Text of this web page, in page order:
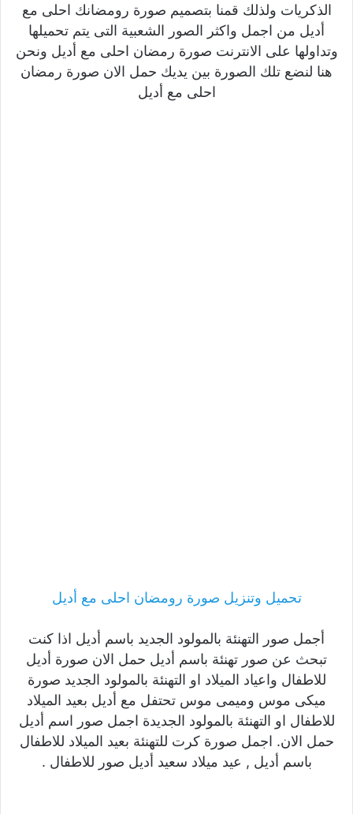
الذكريات ولذلك قمنا بتصميم صورة رومضانك احلى مع
أديل من اجمل واكثر الصور الشعبية التى يتم تحميلها
وتداولها على الانترنت صورة رمضان احلى مع أديل ونحن
هنا لنضع تلك الصورة بين يديك حمل الان صورة رمضان
احلى مع أديل
تحميل وتنزيل صورة رومضان احلى مع أديل
أجمل صور التهنئة بالمولود الجديد باسم أديل اذا كنت
تبحث عن صور تهنئة باسم أديل حمل الان صورة أديل
للاطفال واعياد الميلاد او التهنئة بالمولود الجديد صورة
ميكى موس وميمى موس تحتفل مع أديل بعيد الميلاد
للاطفال او التهنئة بالمولود الجديدة اجمل صور اسم أديل
حمل الان. اجمل صورة كرت للتهنئة بعيد الميلاد للاطفال
باسم أديل , عيد ميلاد سعيد أديل صور للاطفال .